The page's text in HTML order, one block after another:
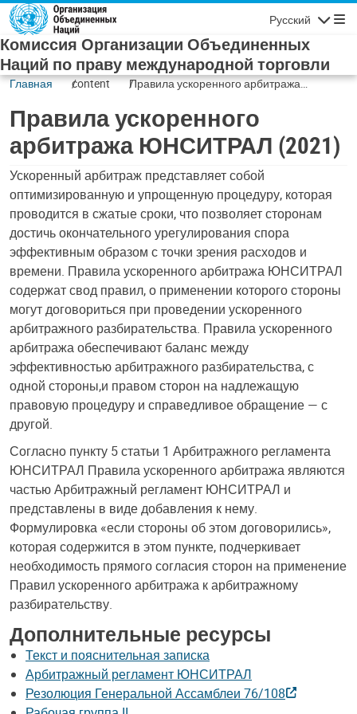
Skip to main content
Русский
Комиссия Организации Объединенных
Наций по праву международной торговли
Главная content
Правила ускоренного арбитража
Правила ускоренного
арбитража ЮНСИТРАЛ (2021)
Ускоренный арбитраж представляет собой
оптимизированную и упрощенную процедуру, которая
проводится в сжатые сроки, что позволяет сторонам
достичь окончательного урегулирования спора
эффективным образом с точки зрения расходов и
времени. Правила ускоренного арбитража ЮНСИТРАЛ
содержат свод правил, о применении которого стороны
могут договориться при проведении ускоренного
арбитражного разбирательства. Правила ускоренного
арбитража обеспечивают баланс между
эффективностью арбитражного разбирательства, с
одной стороны,и правом сторон на надлежащую
правовую процедуру и справедливое обращение — с
другой.
Согласно пункту 5 статьи 1 Арбитражного регламента
ЮНСИТРАЛ Правила ускоренного арбитража являются
частью Арбитражный регламент ЮНСИТРАЛ и
представлены в виде добавления к нему.
Формулировка «если стороны об этом договорились»,
которая содержится в этом пункте, подчеркивает
необходимость прямого согласия сторон на применение
Правил ускоренного арбитража к арбитражному
разбирательству.
Дополнительные ресурсы
Текст и пояснительная записка
Арбитражный регламент ЮНСИТРАЛ
Резолюция Генеральной Ассамблеи 76/108